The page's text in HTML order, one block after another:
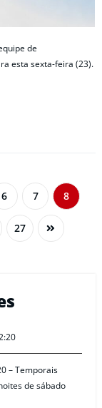
de
esta sexta-feira (23).
6 7 8
27
– Temporais
de sábado